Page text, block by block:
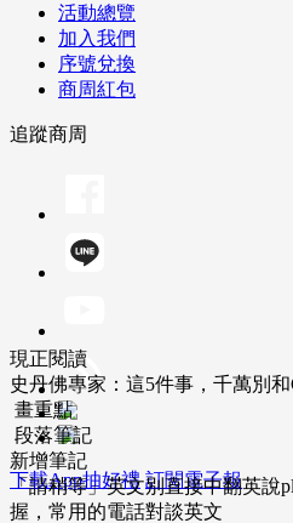
活動總覽
加入我們
序號兌換
商周紅包
追蹤商周
下載App抽好禮 訂閱電子報
現正閱讀
史丹佛專家：這5件事，千萬別和
畫重點
段落筆記
新增筆記
「請稍等」英文別直接中翻英說
握，常用的電話對談英文